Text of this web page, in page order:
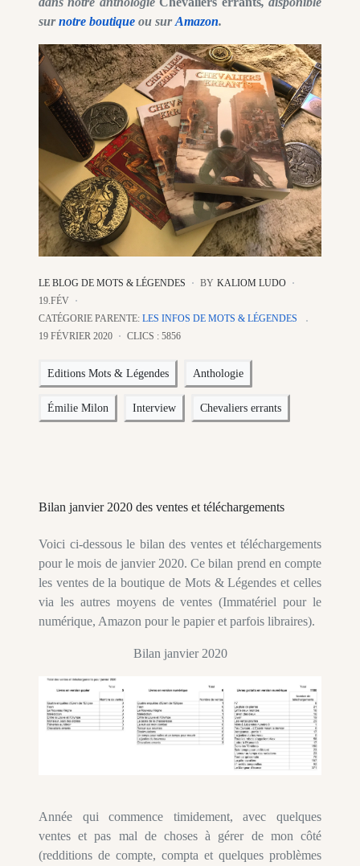
surnotre boutique ou surAmazon.
LE BLOG DE MOTS & LÉGENDES BY KALIOM LUDO
19.FÉV
CATÉGORIE PARENTE: LES INFOS DE MOTS & LÉGENDES
19 FÉVRIER 2020
CLICS : 5856
Editions Mots & Légendes Anthologie
Émilie Milon Interview Chevaliers errants
Bilan janvier 2020 des ventes et téléchargements
Voici ci-dessous le bilan des ventes et téléchargements
pour le mois de janvier 2020. Ce bilan prend en compte
les ventes de la boutique de Mots & Légendes et celles
via les autres moyens de ventes (Immatériel pour le
numérique, Amazon pour le papier et parfois libraires).
Bilan janvier 2020
Année qui commence timidement, avec quelques
ventes et pas mal de choses à gérer de mon côté
(redditions de compte, compta et quelques problèmes